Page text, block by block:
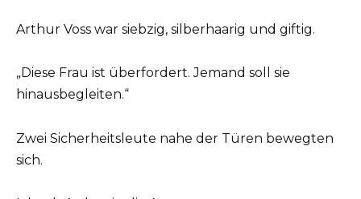
Arthur Voss war siebzig, silberhaarig und giftig.
„Diese Frau ist überfordert. Jemand soll sie
hinausbegleiten.“
Zwei Sicherheitsleute nahe der Türen bewegten
sich.